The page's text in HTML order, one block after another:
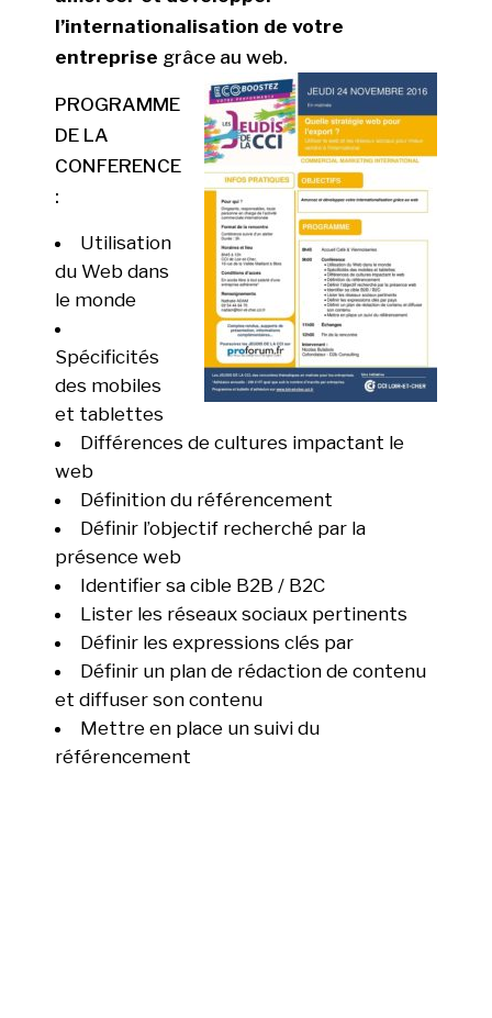
l’internationalisation de votre
entreprise grâce au web.
PROGRAMME
DE LA
CONFERENCE
:
Utilisation
du Web dans
le monde
Spécificités
des mobiles
et tablettes
Différences de cultures impactant le
web
Définition du référencement
Définir l’objectif recherché par la
présence web
Identifier sa cible B2B / B2C
Lister les réseaux sociaux pertinents
Définir les expressions clés par
Définir un plan de rédaction de contenu
et diffuser son contenu
Mettre en place un suivi du
référencement